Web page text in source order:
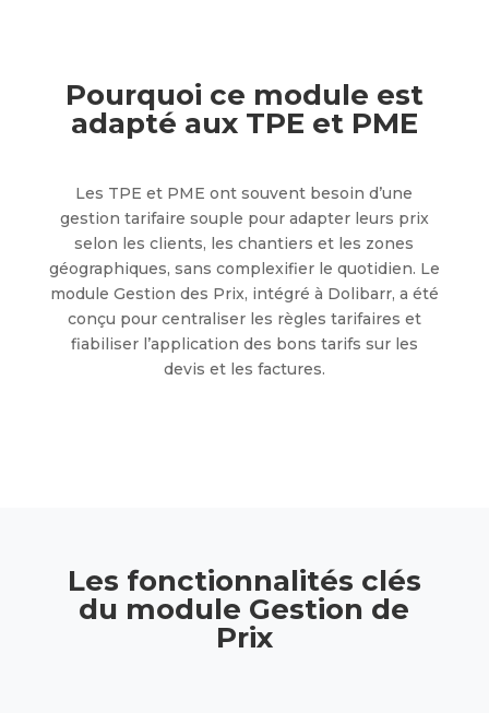
Pourquoi ce module est
adapté aux TPE et PME
Les TPE et PME ont souvent besoin d’une
gestion tarifaire souple pour adapter leurs prix
selon les clients, les chantiers et les zones
géographiques, sans complexifier le quotidien. Le
module Gestion des Prix, intégré à Dolibarr, a été
conçu pour centraliser les règles tarifaires et
fiabiliser l’application des bons tarifs sur les
devis et les factures.
Les fonctionnalités clés
du module Gestion de
Prix